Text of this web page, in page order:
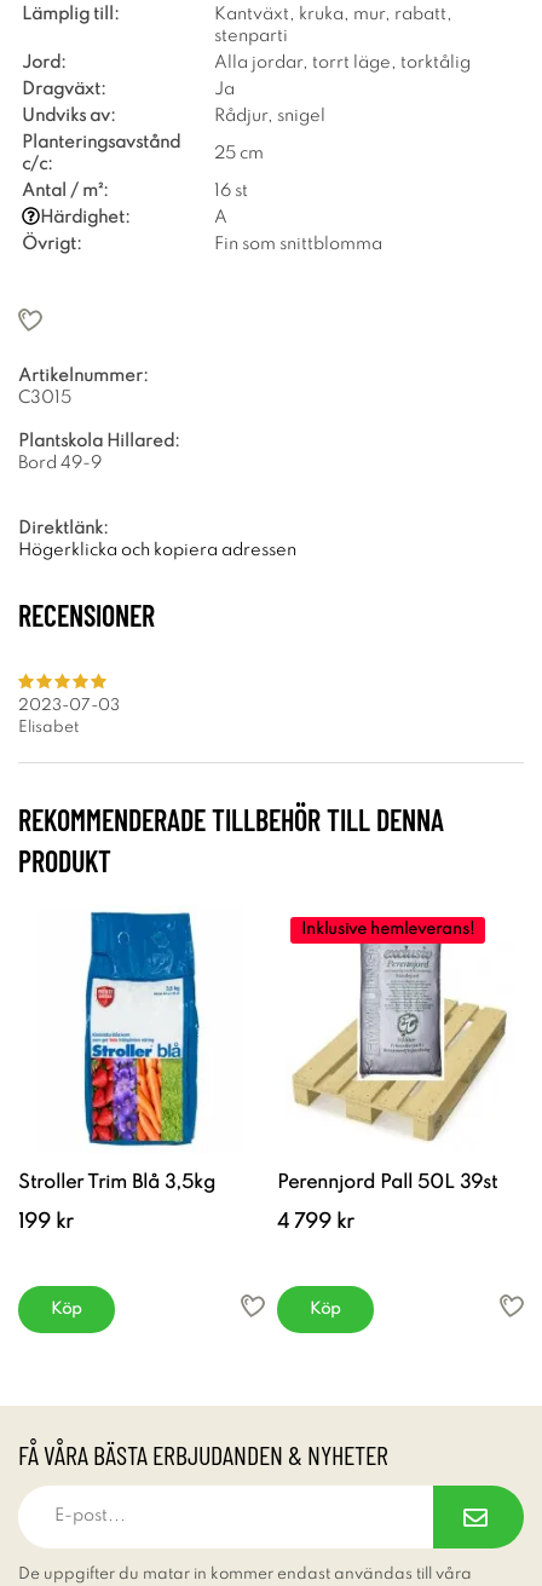
Lämplig till:
Kantväxt, kruka, mur, rabatt,
stenparti
Jord:
Alla jordar, torrt läge, torktålig
Dragväxt:
Ja
Undviks av:
Rådjur, snigel
Planteringsavstånd
c/c:
25 cm
Antal / m²:
16 st
Härdighet:
A
Övrigt:
Fin som snittblomma
Artikelnummer:
C3015
Plantskola Hillared:
Bord 49-9
Direktlänk:
Högerklicka och kopiera adressen
RECENSIONER
2023-07-03
Elisabet
REKOMMENDERADE TILLBEHÖR TILL DENNA
PRODUKT
Stroller Trim Blå 3,5kg
199 kr
Köp
Inklusive hemleverans!
Perennjord Pall 50L 39st
4 799 kr
Köp
FÅ VÅRA BÄSTA ERBJUDANDEN & NYHETER
De uppgifter du matar in kommer endast användas till våra